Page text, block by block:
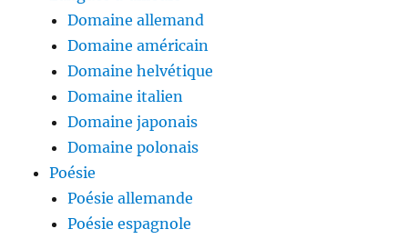
Domaine allemand
Domaine américain
Domaine helvétique
Domaine italien
Domaine japonais
Domaine polonais
Poésie
Poésie allemande
Poésie espagnole